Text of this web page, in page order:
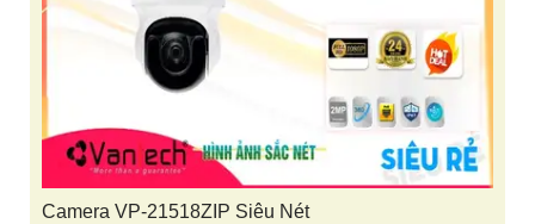
Camera VP-21518ZIP Siêu Nét